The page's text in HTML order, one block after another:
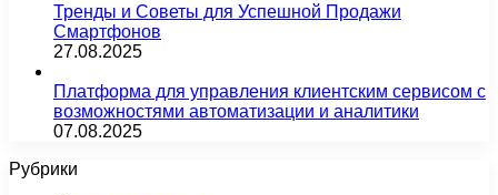
Тренды и Советы для Успешной Продажи
Смартфонов
27.08.2025
Платформа для управления клиентским сервисом с
возможностями автоматизации и аналитики
07.08.2025
Рубрики